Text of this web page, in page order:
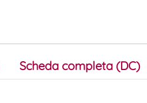
Scheda completa (DC)